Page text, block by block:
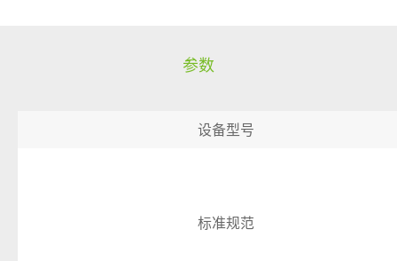
参数
设备型号
标准规范